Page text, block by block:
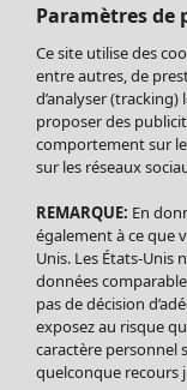
Soldes Vêtements
Tous les vêtements
Robes
Tuniques
Blouses
Tops
Gilets
Pantalon
Jupes
Paramètres de
Ce site utilise des
entre autres, de
d’analyser
proposer des
comportement sur
sur les réseaux
REMARQUE: En
également à ce que
Unis. Les États-Unis
données comparable
pas de décision
exposez au risque
caractère personnel
quelconque recours